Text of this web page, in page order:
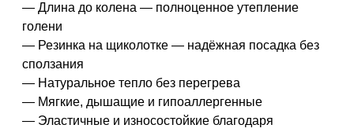
— Длина до колена — полноценное утепление
голени
— Резинка на щиколотке — надёжная посадка без
сползания
— Натуральное тепло без перегрева
— Мягкие, дышащие и гипоаллергенные
— Эластичные и износостойкие благодаря